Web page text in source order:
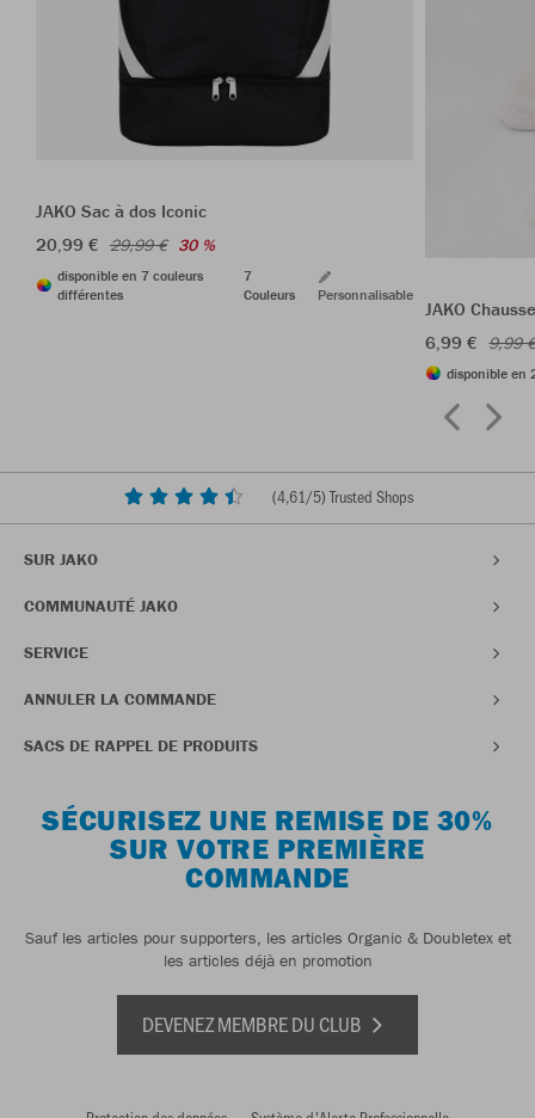
JAKO Sac à dos Iconic
20,99 € 29,99 € 30 %
disponible en 7 couleurs
différentes
7
Couleurs
Personnalisable
JAKO
6,99 € 9,99
disponible en
(4,61/5) Trusted Shops
SUR JAKO
COMMUNAUTÉ JAKO
SERVICE
ANNULER LA COMMANDE
SACS DE RAPPEL DE PRODUITS
SÉCURISEZ UNE REMISE DE 30%
SUR VOTRE PREMIÈRE
COMMANDE
Sauf les articles pour supporters, les articles Organic & Doubletex et
les articles déjà en promotion
DEVENEZ MEMBRE DU CLUB